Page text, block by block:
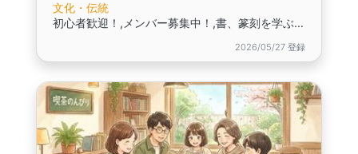
文化・伝統
初心者歓迎！,メンバー募集中！,書、篆刻を学ぶ会です。
2026/05/27 登録